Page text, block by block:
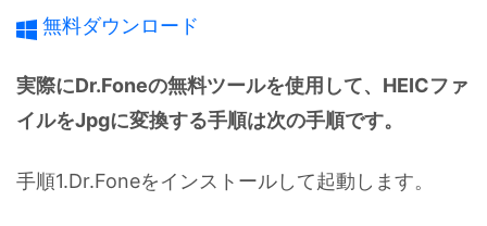
無料ダウンロード
実際にDr.Foneの無料ツールを使用して、HEICファ
イルをJpgに変換する手順は次の手順です。
手順1.Dr.Foneをインストールして起動します。